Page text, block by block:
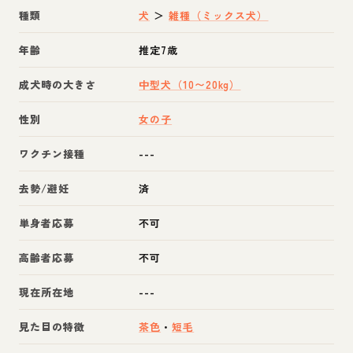
種類 犬 ＞雑種（ミックス犬）
年齢 推定7歳
成犬時の大きさ 中型犬（10〜20kg）
性別 女の子
ワクチン接種 ---
去勢/避妊 済
単身者応募 不可
高齢者応募 不可
現在所在地 ---
見た目の特徴 茶色 ・短毛